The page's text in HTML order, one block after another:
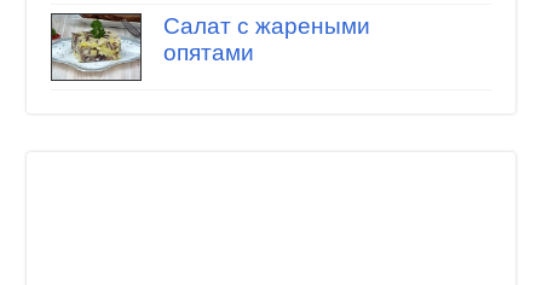
Салат с жареными
опятами